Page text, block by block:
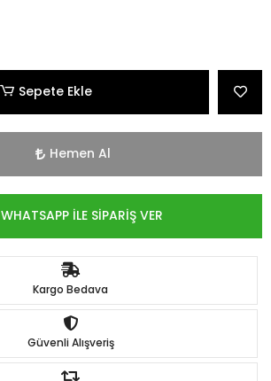
Sepete Ekle
Hemen Al
WHATSAPP İLE SİPARİŞ VER
Kargo Bedava
Güvenli Alışveriş